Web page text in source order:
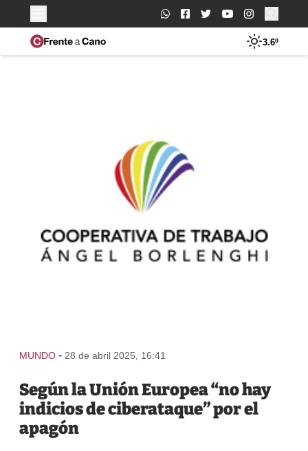
Buscar:
3.6º
MUNDO - 28 de abril 2025, 16:41
Según la Unión Europea “no hay
indicios de ciberataque” por el
apagón